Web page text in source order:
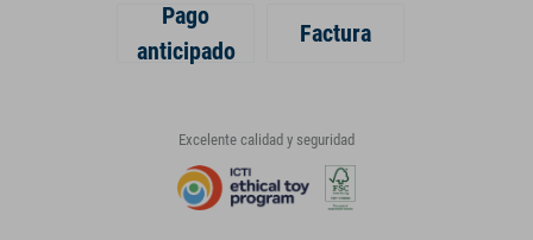
Pago
anticipado
Factura
Excelente calidad y seguridad